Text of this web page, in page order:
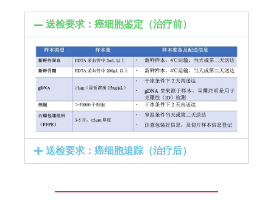
送检要求：癌细胞鉴定（治疗前）
送检要求：癌细胞追踪（治疗后）​